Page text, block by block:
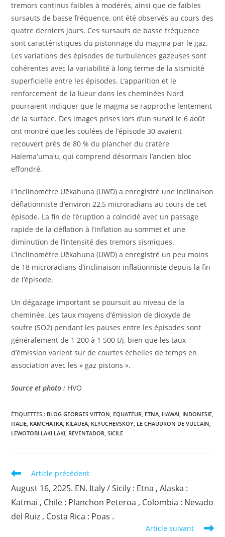
tremors continus faibles à modérés, ainsi que de faibles
sursauts de basse fréquence, ont été observés au cours des
quatre derniers jours. Ces sursauts de basse fréquence
sont caractéristiques du pistonnage du magma par le gaz.
Les variations des épisodes de turbulences gazeuses sont
cohérentes avec la variabilité à long terme de la sismicité
superficielle entre les épisodes. L’apparition et le
renforcement de la lueur dans les cheminées Nord
pourraient indiquer que le magma se rapproche lentement
de la surface. Des images prises lors d’un survol le 6 août
ont montré que les coulées de l’épisode 30 avaient
recouvert près de 80 % du plancher du cratère
Halemaʻumaʻu, qui comprend désormais l’ancien bloc
effondré.
L’inclinomètre Uēkahuna (UWD) a enregistré une inclinaison
déflationniste d’environ 22,5 microradians au cours de cet
épisode. La fin de l’éruption a coïncidé avec un passage
rapide de la déflation à l’inflation au sommet et une
diminution de l’intensité des tremors sismiques.
L’inclinomètre Uēkahuna (UWD) a enregistré un peu moins
de 18 microradians d’inclinaison inflationniste depuis la fin
de l’épisode.
Un dégazage important se poursuit au niveau de la
cheminée. Les taux moyens d’émission de dioxyde de
soufre (SO2) pendant les pauses entre les épisodes sont
généralement de 1 200 à 1 500 t/j, bien que les taux
d’émission varient sur de courtes échelles de temps en
association avec les » gaz pistons ».
Source et photo : HVO
ÉTIQUETTES : BLOG GEORGES VITTON, EQUATEUR, ETNA, HAWAI, INDONESIE,
ITALIE, KAMCHATKA, KILAUEA, KLYUCHEVSKOY, LE CHAUDRON DE VULCAIN,
LEWOTOBI LAKI LAKI, REVENTADOR, SICILE
Read
articles
Article précédent
August 16, 2025. EN. Italy / Sicily : Etna , Alaska :
Katmai , Chile : Planchon Peteroa , Colombia : Nevado
del Ruiz , Costa Rica : Poas .
Article suivant